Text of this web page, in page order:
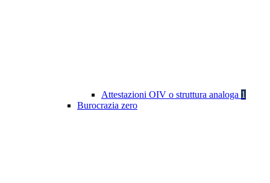
Attestazioni OIV o struttura analoga 1
Burocrazia zero